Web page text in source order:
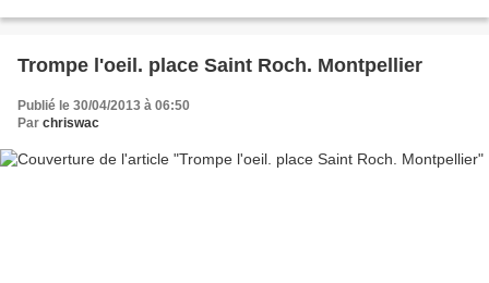
Trompe l'oeil. place Saint Roch. Montpellier
Publié le 30/04/2013 à 06:50
Par chriswac